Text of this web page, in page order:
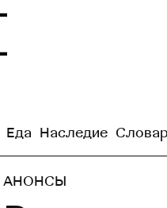
Еда Наследие
АНОНСЫ